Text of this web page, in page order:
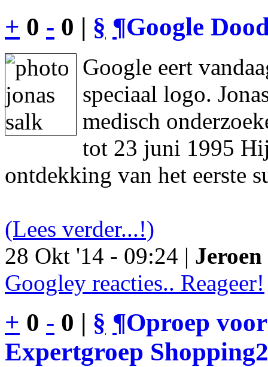
+ 0 - 0 | § ¶Google
Google eert
speciaal logo.
medisch
tot 23 juni 1995
ontdekking van het eerste
(Lees verder...!)
28 Okt '14 - 09:24 |
Googley reacties.. Reageer!
+ 0 - 0 | § ¶Oproep
Expertgroep